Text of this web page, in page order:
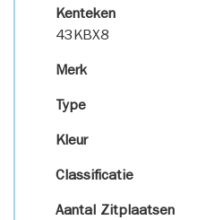
Kenteken
43KBX8
Merk
Type
Kleur
Classificatie
Aantal Zitplaatsen